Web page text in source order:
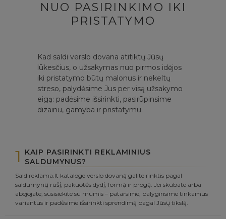
NUO PASIRINKIMO IKI
PRISTATYMO
Kad saldi verslo dovana atitiktų Jūsų
lūkesčius, o užsakymas nuo pirmos idėjos
iki pristatymo būtų malonus ir nekeltų
streso, palydėsime Jus per visą užsakymo
eigą: padėsime išsirinkti, pasirūpinsime
dizainu, gamyba ir pristatymu.
1
KAIP PASIRINKTI REKLAMINIUS
SALDUMYNUS?
Saldireklama.lt kataloge verslo dovaną galite rinktis pagal
saldumynų rūšį, pakuotės dydį, formą ir progą. Jei skubate arba
abejojate, susisiekite su mumis – patarsime, palyginsime tinkamus
variantus ir padėsime išsirinkti sprendimą pagal Jūsų tikslą.